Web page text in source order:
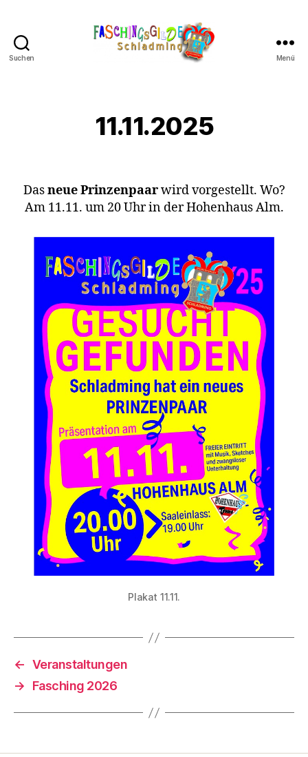
Suchen Menü
11.11.2025
Dasneue Prinzenpaarwird vorgestellt. Wo?
Am 11.11. um 20 Uhr in der Hohenhaus Alm.
Plakat 11.11.
← Veranstaltungen
→
Fasching 2026